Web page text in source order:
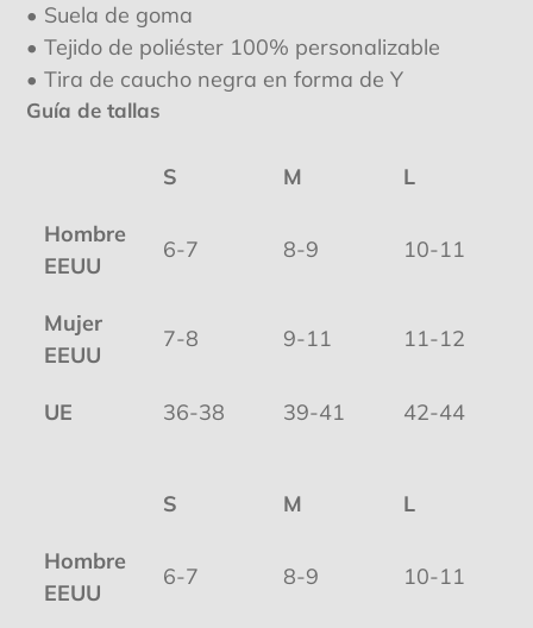
• Suela de goma
• Tejido de poliéster 100% personalizable
• Tira de caucho negra en forma de Y
Guía de tallas
S M L
Hombre
EEUU
6-7 8-9 10-11
Mujer
EEUU
7-8 9-11 11-12
UE 36-38 39-41 42-44
S M L
Hombre
EEUU
6-7 8-9 10-11